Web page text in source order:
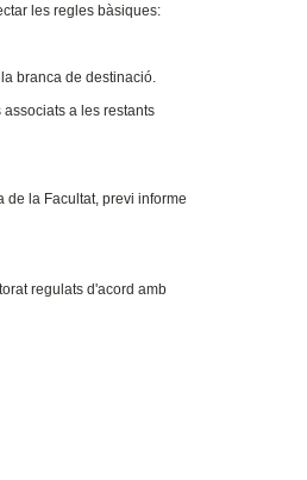
les regles bàsiques:
branca de destinació.
a les restants
de la Facultat, previ informe
regulats d'acord amb